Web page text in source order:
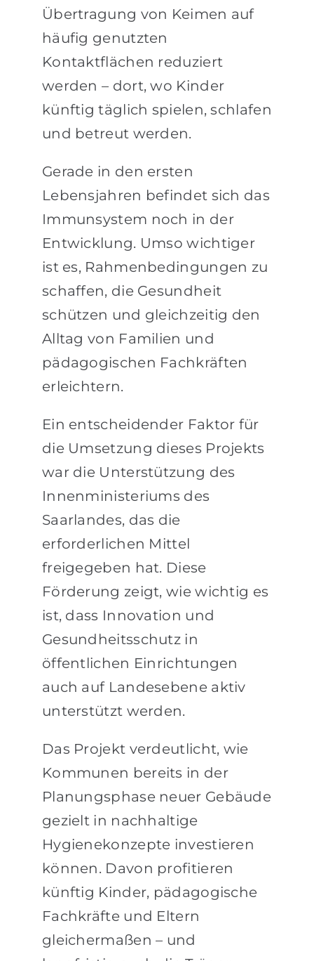
Übertragung von Keimen auf
häufig genutzten
Kontaktflächen reduziert
werden – dort, wo Kinder
künftig täglich spielen, schlafen
und betreut werden.
Gerade in den ersten
Lebensjahren befindet sich das
Immunsystem noch in der
Entwicklung. Umso wichtiger
ist es, Rahmenbedingungen zu
schaffen, die Gesundheit
schützen und gleichzeitig den
Alltag von Familien und
pädagogischen Fachkräften
erleichtern.
Ein entscheidender Faktor für
die Umsetzung dieses Projekts
war die Unterstützung des
Innenministeriums des
Saarlandes, das die
erforderlichen Mittel
freigegeben hat. Diese
Förderung zeigt, wie wichtig es
ist, dass Innovation und
Gesundheitsschutz in
öffentlichen Einrichtungen
auch auf Landesebene aktiv
unterstützt werden.
Das Projekt verdeutlicht, wie
Kommunen bereits in der
Planungsphase neuer Gebäude
gezielt in nachhaltige
Hygienekonzepte investieren
können. Davon profitieren
künftig Kinder, pädagogische
Fachkräfte und Eltern
gleichermaßen – und